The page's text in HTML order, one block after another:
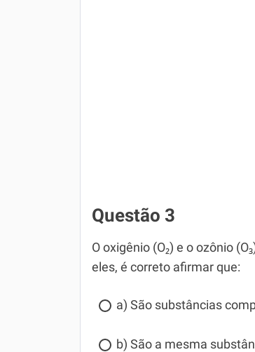
Questão 3
O oxigênio (O₂) e o ozônio
eles, é correto afirmar que:
a) São substâncias
b) São a mesma